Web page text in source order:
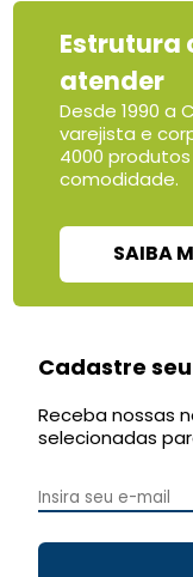
Estrutura
atender
Desde 1990 a
varejista e
4000
comodidade.
SAIBA
Cadastre
Receba nossas
selecionadas